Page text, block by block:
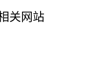
关网站